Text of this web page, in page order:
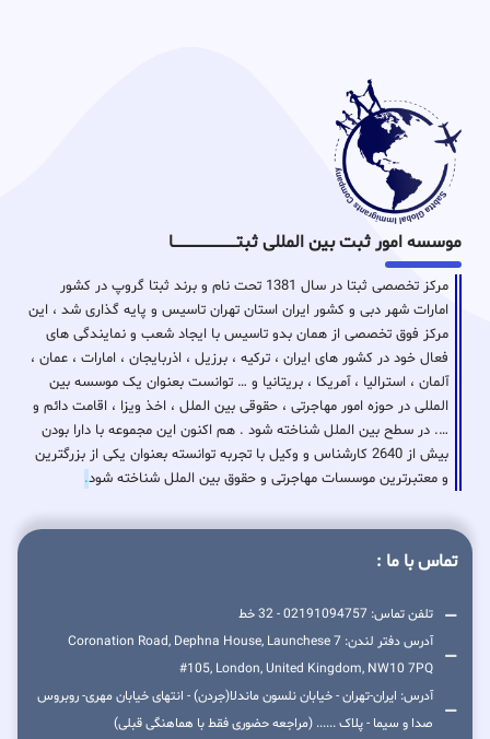
موسسه امور ثبت بین المللی ثبتـــــــــــــــــــــــــــــا
مرکز تخصصی ثبتا در سال 1381 تحت نام و برند ثبتا گروپ در کشور
امارات شهر دبی و کشور ایران استان تهران تاسیس و پایه گذاری شد ، این
مرکز فوق تخصصی از همان بدو تاسیس با ایجاد شعب و نمایندگی های
فعال خود در کشور های ایران ، ترکیه ، برزیل ، اذربایجان ، امارات ، عمان ،
آلمان ، استرالیا ، آمریکا ، بریتانیا و … توانست بعنوان یک موسسه بین
المللی در حوزه امور مهاجرتی ، حقوقی بین الملل ، اخذ ویزا ، اقامت دائم و
…. در سطح بین الملل شناخته شود . هم اکنون این مجموعه با دارا بودن
بیش از 2640 کارشناس و وکیل با تجربه توانسته بعنوان یکی از بزرگترین
و معتبرترین موسسات مهاجرتی و حقوق بین الملل شناخته شود.
تماس با ما :
تلفن تماس: 02191094757 - 32 خط
آدرس دفتر لندن: 7 Coronation Road, Dephna House, Launchese
#105, London, United Kingdom, NW10 7PQ
آدرس: ایران-تهران - خیابان نلسون ماندلا(جردن) - انتهای خیابان مهری- روبروس
صدا و سیما - پلاک ...... (مراجعه حضوری فقط با هماهنگی قبلی)